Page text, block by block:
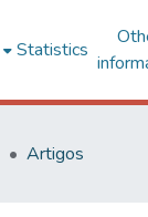
Statistics
Artigos